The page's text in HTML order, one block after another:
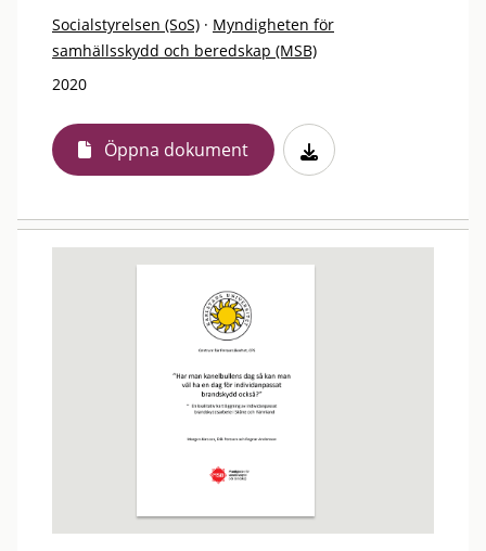
Socialstyrelsen (SoS) · Myndigheten för
samhällsskydd och beredskap (MSB)
2020
Öppna dokument